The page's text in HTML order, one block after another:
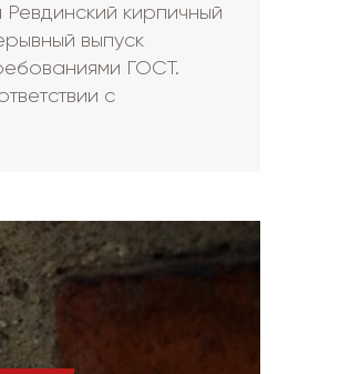
кирпичный
выпуск
ГОСТ.
с